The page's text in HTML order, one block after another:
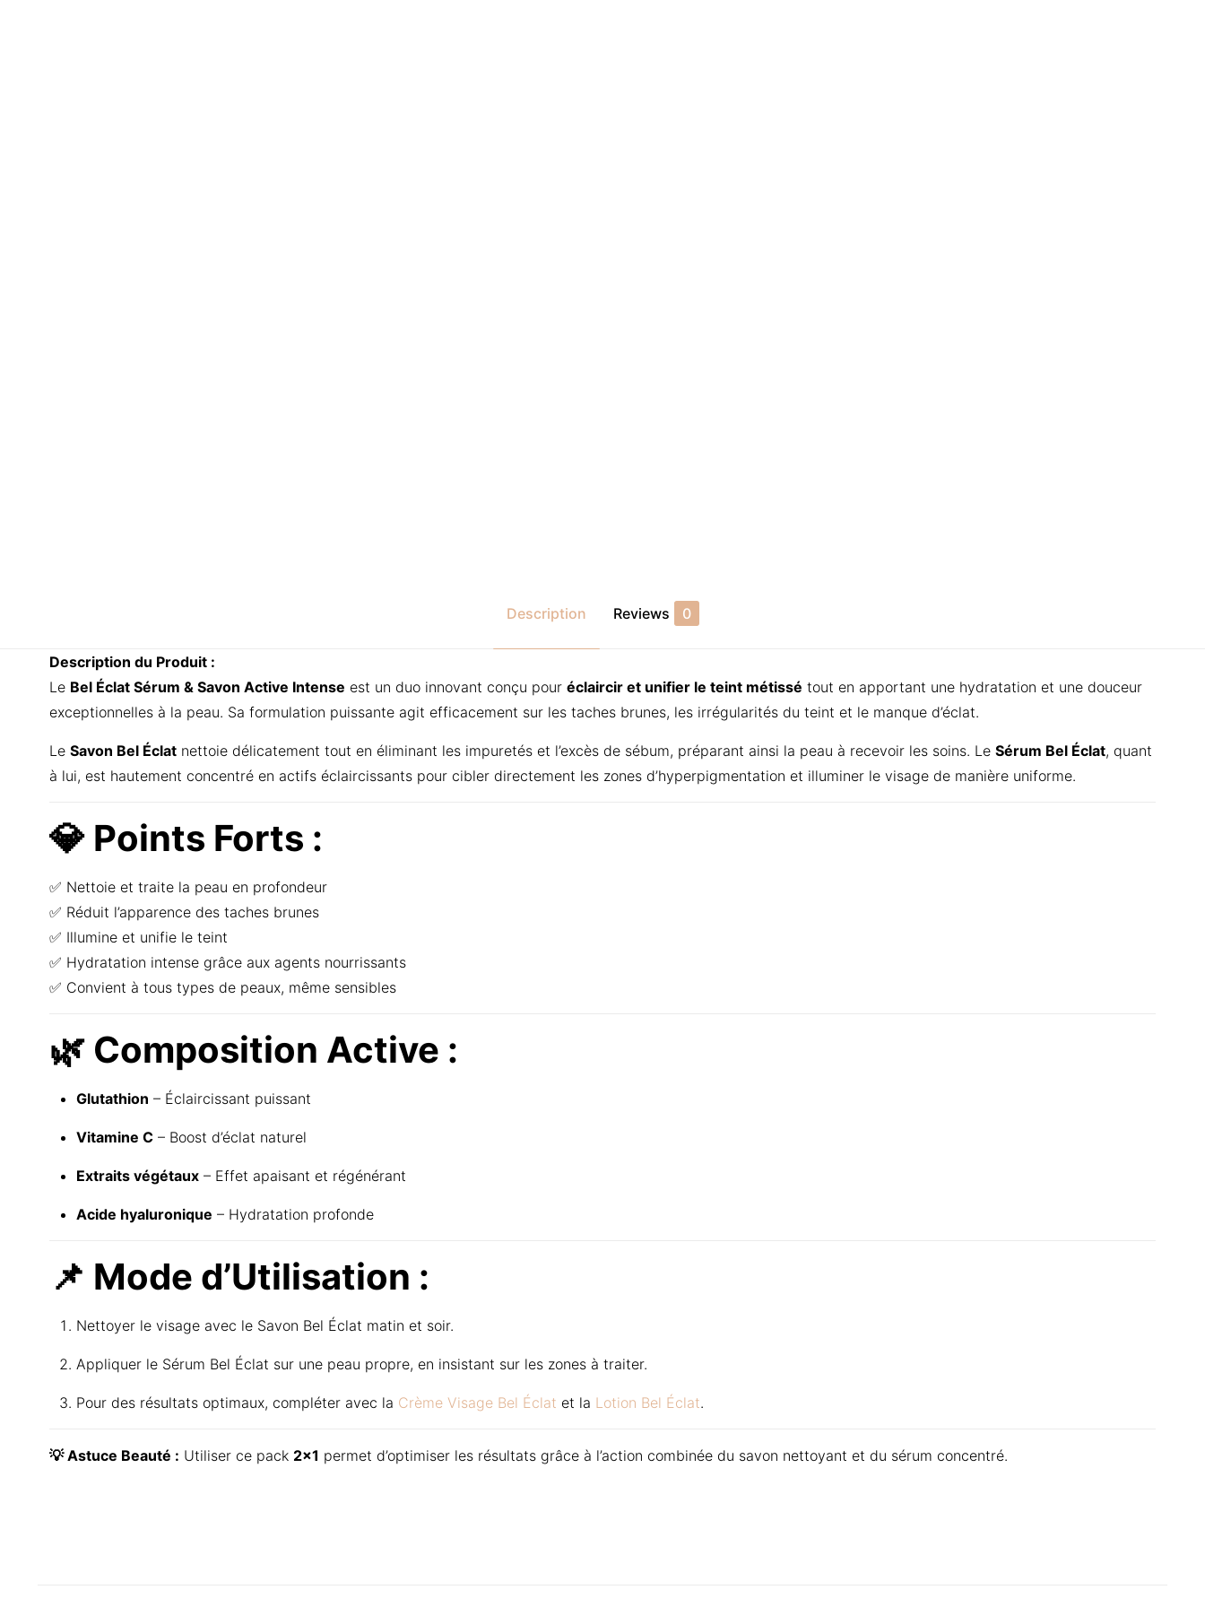
Description Reviews 0
Description du Produit :
Le Bel Éclat Sérum & Savon Active Intense est un duo innovant conçu pour éclaircir et unifier le teint métissé tout en apportant une hydratation et une douceur
exceptionnelles à la peau. Sa formulation puissante agit efficacement sur les taches brunes, les irrégularités du teint et le manque d’éclat.
Le Savon Bel Éclatnettoie délicatement tout en éliminant les impuretés et l’excès de sébum, préparant ainsi la peau à recevoir les soins. Le Sérum Bel Éclat, quant
à lui, est hautement concentré en actifs éclaircissants pour cibler directement les zones d’hyperpigmentation et illuminer le visage de manière uniforme.
💎 Points Forts :
✅ Nettoie et traite la peau en profondeur
✅ Réduit l’apparence des taches brunes
✅ Illumine et unifie le teint
✅ Hydratation intense grâce aux agents nourrissants
✅ Convient à tous types de peaux, même sensibles
🌿 Composition Active :
Glutathion – Éclaircissant puissant
Vitamine C– Boost d’éclat naturel
Extraits végétaux– Effet apaisant et régénérant
Acide hyaluronique – Hydratation profonde
📌 Mode d’Utilisation :
Nettoyer le visage avec le Savon Bel Éclat matin et soir.
Appliquer le Sérum Bel Éclat sur une peau propre, en insistant sur les zones à traiter.
Pour des résultats optimaux, compléter avec la Crème Visage Bel Éclat et la Lotion Bel Éclat.
💡 Astuce Beauté : Utiliser ce pack 2×1 permet d’optimiser les résultats grâce à l’action combinée du savon nettoyant et du sérum concentré.